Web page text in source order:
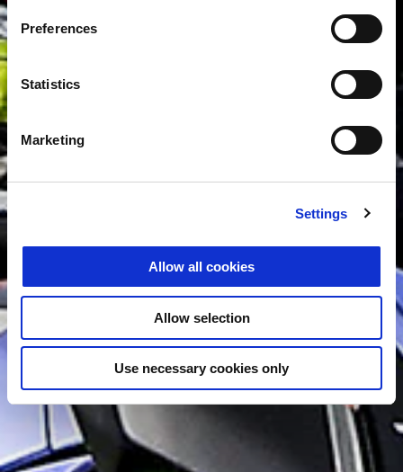
Preferences
Statistics
Marketing
Settings
Allow all cookies
Allow selection
Use necessary cookies only